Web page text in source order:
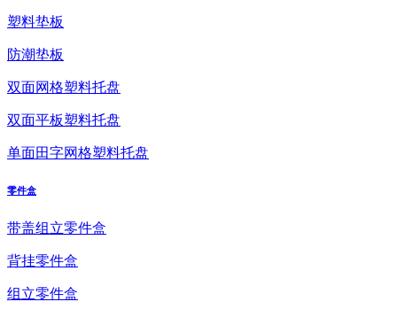
塑料垫板
防潮垫板
双面网格塑料托盘
双面平板塑料托盘
单面田字网格塑料托盘
零件盒
带盖组立零件盒
背挂零件盒
组立零件盒